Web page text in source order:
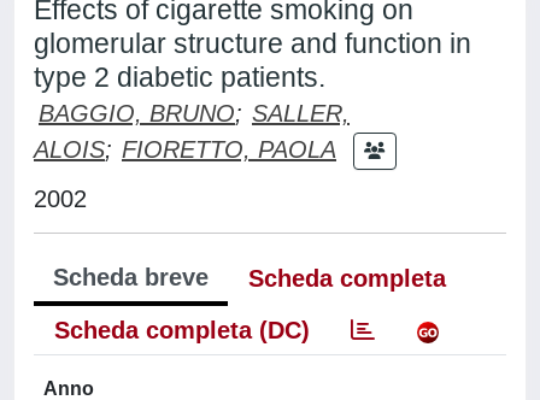
Effects of cigarette smoking on
glomerular structure and function in
type 2 diabetic patients.
BAGGIO, BRUNO; SALLER,
ALOIS; FIORETTO, PAOLA
2002
Scheda breve
Scheda completa
Scheda completa (DC)
Anno